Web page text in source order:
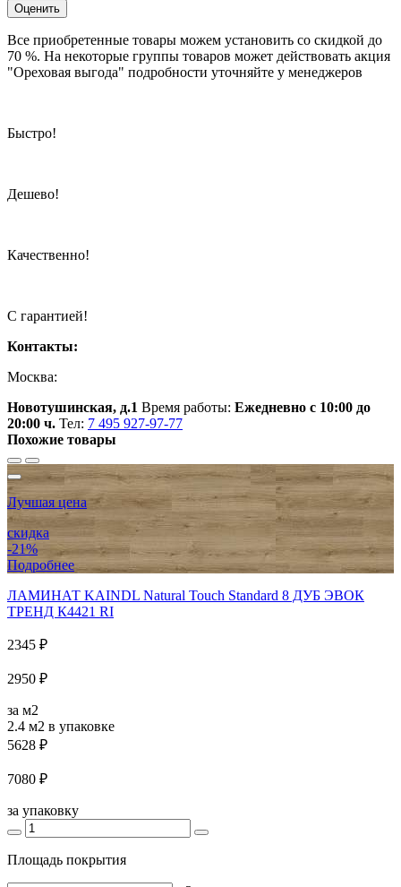
Оценить
Все приобретенные товары можем установить со скидкой до
70 %. На некоторые группы товаров может действовать акция
"Ореховая выгода" подробности уточняйте у менеджеров
Быстро!
Дешево!
Качественно!
С гарантией!
Контакты:
Москва:
Новотушинская, д.1 Время работы: Ежедневно с 10:00 до
20:00 ч. Тел: 7 495 927-97-77
Похожие товары
Лучшая цена
скидка
-21%
Подробнее
ЛАМИНАТ KAINDL Natural Touch Standard 8 ДУБ ЭВОК
ТРЕНД К4421 RI
2345 ₽
2950 ₽
за м2
2.4 м2 в упаковке
5628 ₽
7080 ₽
за упаковку
Площадь покрытия